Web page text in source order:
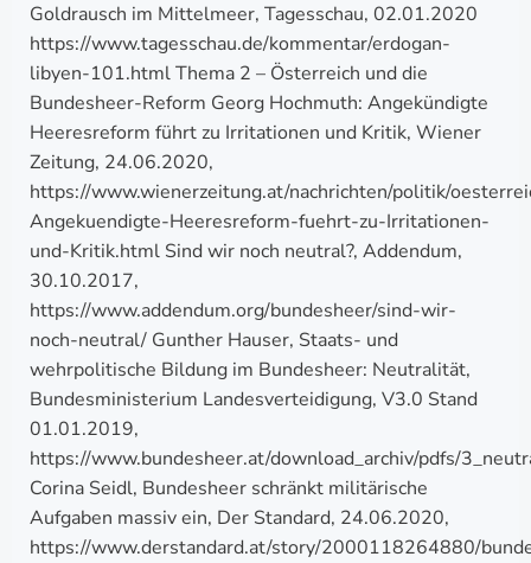
Goldrausch im Mittelmeer, Tagesschau, 02.01.2020
https://www.tagesschau.de/kommentar/erdogan-
libyen-101.html Thema 2 – Österreich und die
Bundesheer-Reform Georg Hochmuth: Angekündigte
Heeresreform führt zu Irritationen und Kritik, Wiener
Zeitung, 24.06.2020,
https://www.wienerzeitung.at/nachrichten/politik/
Angekuendigte-Heeresreform-fuehrt-zu-Irritationen-
und-Kritik.html Sind wir noch neutral?, Addendum,
30.10.2017,
https://www.addendum.org/bundesheer/sind-wir-
noch-neutral/ Gunther Hauser, Staats- und
wehrpolitische Bildung im Bundesheer: Neutralität,
Bundesministerium Landesverteidigung, V3.0 Stand
01.01.2019,
https://www.bundesheer.at/download_archiv/pdfs/
Corina Seidl, Bundesheer schränkt militärische
Aufgaben massiv ein, Der Standard, 24.06.2020,
https://www.derstandard.at/story/2000118264880/